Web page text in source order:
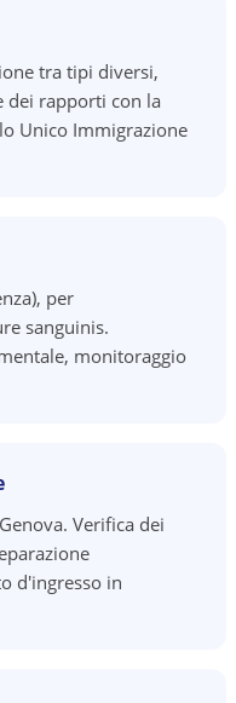
tra tipi diversi,
dei rapporti con la
Unico Immigrazione
per
sanguinis.
monitoraggio
Verifica dei
d'ingresso in